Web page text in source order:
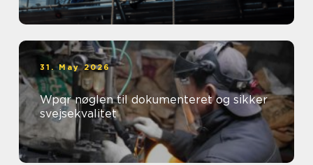
31. May 2026
Wpqr nøglen til dokumenteret og sikker
svejsekvalitet